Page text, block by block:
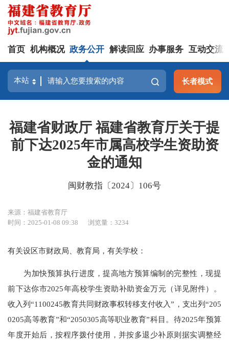
首页 机构概况 政务公开 解读回应 办事服务 互动交流
长者模式
福建省财政厅 福建省教育厅关于提
前下达2025年市属高校学生资助资
金的通知
闽财教指〔2024〕106号
来源：福建省教育厅
时间：2025-01-08 09:38
浏览量：3234
有关设区市财政局、教育局，有关学校：
为加快预算执行进度，提高地方预算编制的完整性，现提
前下达你市2025年高校学生资助补助资金万元（详见附件）。
收入列“1100245教育共同财政事权转移支付收入”，支出列“205
0205高等教育”和“2050305高等职业教育”科目。待2025年预算
年度开始后，按程序拨付使用，并按多退少补原则据实调整经